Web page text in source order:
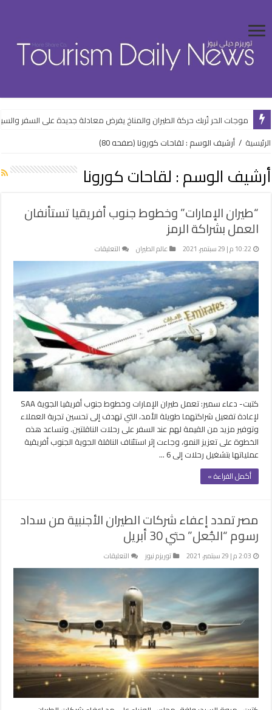
موجات الحر تُربك حركة الطيران والمناخ يفرض معادلة جديدة على السفر
طقس أغسطس يفرض قواعد جديدة على حركة السياحة والمصايف في مصر
الرئيسية / أرشيف الوسم : لقاحات كورونا (صفحه 80)
أرشيف الوسم : لقاحات كورونا
“طيران الإمارات” وخطوط جنوب أفريقيا تستأنفان
العمل بشراكة الرمز
10:22 م | 29 سبتمبر، 2021 عالم الطيران التعليقات
“طيران
الإمارات”
وخطوط
جنوب
أفريقيا
تستأنفان
العمل
بشراكة
الرمز
مغلقة
كتبت- دعاء سمير: تعمل طيران الإمارات وخطوط جنوب أفريقيا الجوية SAA
لإعادة تفعيل شراكتهما طويلة الأمد، التي تهدف إلى تحسين تجربة العملاء
وتوفير مزيد من القيمة لهم عند السفر على رحلات الناقلتين. وتساعد هذه
الخطوة على تعزيز النمو، وجاءت إثر استئناف الناقلة الجوية الجنوب أفريقية
عملياتها بتشغيل رحلات إلى 6 …
أكمل القراءة »
مصر تمدد إعفاء شركات الطيران الأجنبية من سداد
رسوم “الجُعل” حتي 30 أبريل
2:03 م | 29 سبتمبر، 2021 توريزم نيوز التعليقات
مصر
شركات
الطيران
الأجنبية
من
سداد
رسوم
“الجُعل”
30